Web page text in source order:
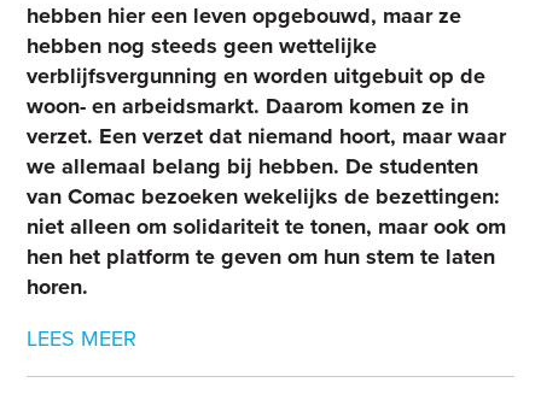
hebben hier een leven opgebouwd, maar ze
hebben nog steeds geen wettelijke
verblijfsvergunning en worden uitgebuit op de
woon- en arbeidsmarkt. Daarom komen ze in
verzet. Een verzet dat niemand hoort, maar waar
we allemaal belang bij hebben. De studenten
van Comac bezoeken wekelijks de bezettingen:
niet alleen om solidariteit te tonen, maar ook om
hen het platform te geven om hun stem te laten
horen.
LEES MEER